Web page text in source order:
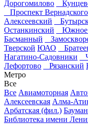
Дорогомилово
Проспект Вернадского
Алексеевский
Останкинский
Южное
Басманный
Тверской ЮАО
Нагатино-Садовники
Лефортово
Рязанский
Метро
Все
Все Авиамоторная
Алексеевская Алма-
Арбатская (фил.)
Библиотека имени